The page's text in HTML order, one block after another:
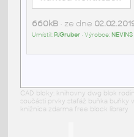
660kB• ze dne
Umístil: PJGruber• Výrobce: NEVINS
CAD bloky: knihovny dwg blok
součásti prvky stafáž buňka
knižnica zdarma free block library